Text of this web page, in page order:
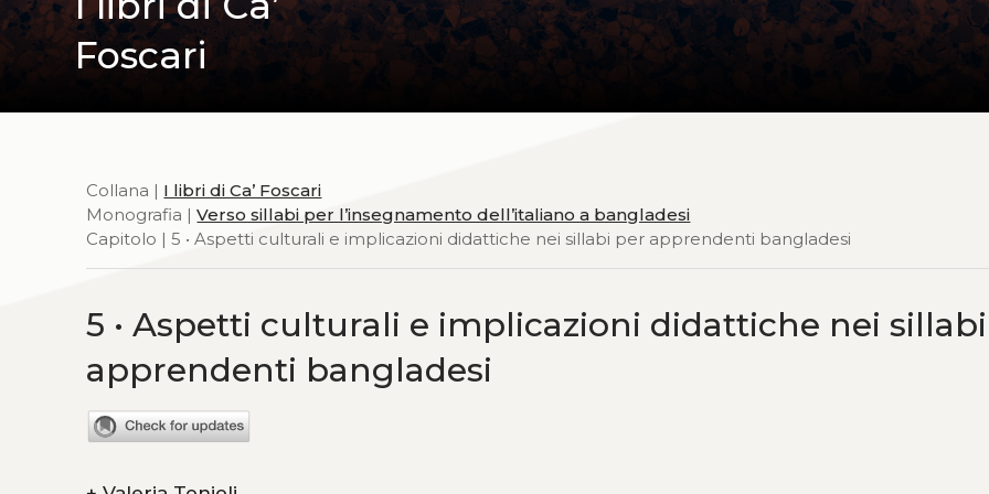
Foscari
Collana | I libri di Ca’ Foscari
Monografia |Verso sillabi per l’insegnamento dell’italiano a bangladesi
Capitolo | 5 • Aspetti culturali e implicazioni didattiche nei sillabi per apprendenti bangladesi
5 • Aspetti culturali e implicazioni didattiche nei
apprendenti bangladesi